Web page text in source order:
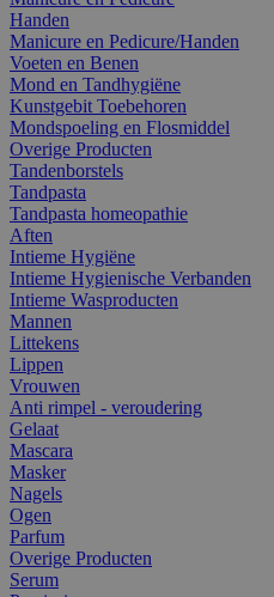
Handen
Manicure en Pedicure/Handen
Voeten en Benen
Mond en Tandhygiëne
Kunstgebit Toebehoren
Mondspoeling en Flosmiddel
Overige Producten
Tandenborstels
Tandpasta
Tandpasta homeopathie
Aften
Intieme Hygiëne
Intieme Hygienische Verbanden
Intieme Wasproducten
Mannen
Littekens
Lippen
Vrouwen
Anti rimpel - veroudering
Gelaat
Mascara
Masker
Nagels
Ogen
Parfum
Overige Producten
Serum